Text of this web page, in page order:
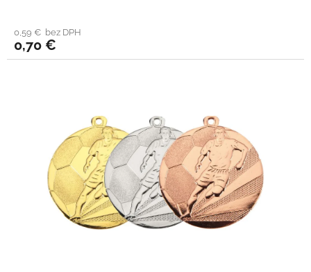
0,59 € bez DPH
0,70 €